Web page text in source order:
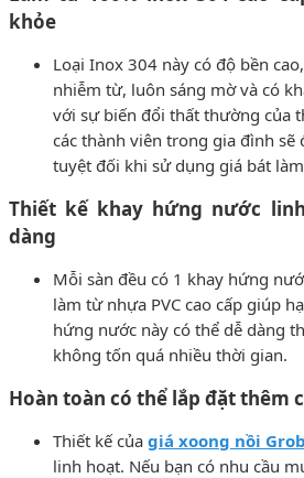
khỏe
Loại Inox 304 này có độ bền
nhiễm từ, luôn sáng mờ và có
với sự biến đổi thất thường của
các thành viên trong gia đình sẽ
tuyệt đối khi sử dụng giá bát
Thiết kế khay hứng nước
dàng
Mỗi sàn đều có 1 khay hứng
làm từ nhựa PVC cao cấp giúp
hứng nước này có thể dễ dàng
không tốn quá nhiều thời gian.
Hoàn toàn có thể lắp đặt thêm
Thiết kế của giá xoong nồi Grob
linh hoạt. Nếu bạn có nhu cầu